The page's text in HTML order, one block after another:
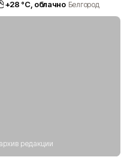
+28 °С, облачно Белгород
архив редакции